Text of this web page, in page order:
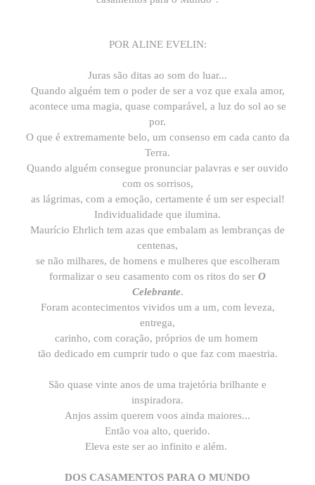
POR ALINE EVELIN:
Juras são ditas ao som do luar...
Quando alguém tem o poder de ser a voz que exala amor,
acontece uma magia, quase comparável, a luz do sol ao se
por.
O que é extremamente belo, um consenso em cada canto da
Terra.
Quando alguém consegue pronunciar palavras e ser ouvido
com os sorrisos,
as lágrimas, com a emoção, certamente é um ser especial!
Individualidade que ilumina.
Maurício Ehrlich tem azas que embalam as lembranças de
centenas,
se não milhares, de homens e mulheres que escolheram
formalizar o seu casamento com os ritos do ser O
Celebrante.
Foram acontecimentos vividos um a um, com leveza,
entrega,
carinho, com coração, próprios de um homem
tão dedicado em cumprir tudo o que faz com maestria.
São quase vinte anos de uma trajetória brilhante e
inspiradora.
Anjos assim querem voos ainda maiores...
Então voa alto, querido.
Eleva este ser ao infinito e além.
DOS CASAMENTOS PARA O MUNDO